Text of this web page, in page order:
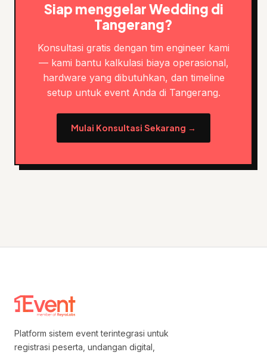
Siap menggelar Wedding di
Tangerang?
Konsultasi gratis dengan tim engineer kami
— kami bantu kalkulasi biaya operasional,
hardware yang dibutuhkan, dan timeline
setup untuk event Anda di Tangerang.
Mulai Konsultasi Sekarang →
Platform sistem event terintegrasi untuk
registrasi peserta, undangan digital,